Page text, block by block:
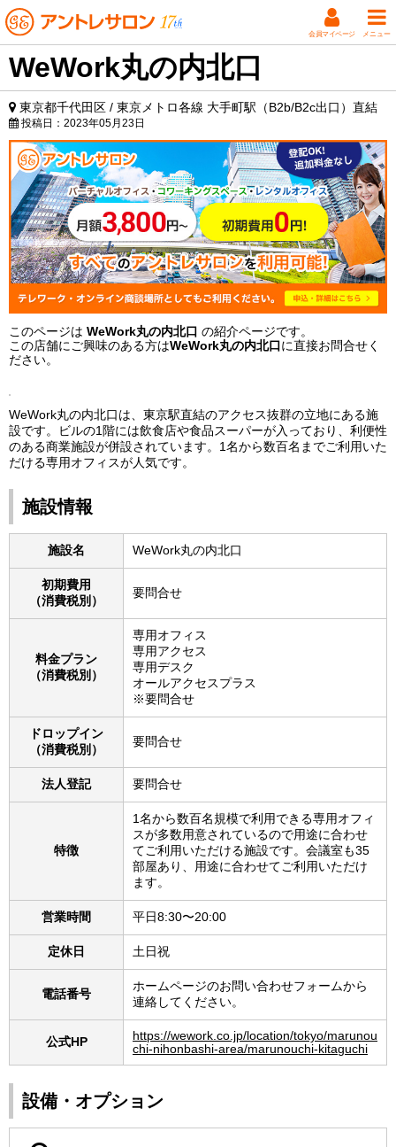
会員マイページ メニュー
WeWork丸の内北口
東京都千代田区 / 東京メトロ各線 大手町駅（B2b/B2c出口）直結
投稿日： 2023年05月23日
このページは WeWork丸の内北口 の紹介ページです。
この店舗にご興味のある方はWeWork丸の内北口 に直接お問合せく
ださい。
WeWork丸の内北口は、東京駅直結のアクセス抜群の立地にある施
設です。ビルの1階には飲食店や食品スーパーが入っており、利便性
のある商業施設が併設されています。1名から数百名までご利用いた
だける専用オフィスが人気です。
施設情報
施設名 WeWork丸の内北口
初期費用
（消費税別）
要問合せ
料金プラン
（消費税別）
専用オフィス
専用アクセス
専用デスク
オールアクセスプラス
※要問合せ
ドロップイン
（消費税別）
要問合せ
法人登記 要問合せ
特徴
1名から数百名規模で利用できる専用オフィ
スが多数用意されているので用途に合わせ
てご利用いただける施設です。会議室も35
部屋あり、用途に合わせてご利用いただけ
ます。
営業時間 平日8:30〜20:00
定休日 土日祝
電話番号
ホームページのお問い合わせフォームから
連絡してください。
公式HP
https://wework.co.jp/location/tokyo/marunou
chi-nihonbashi-area/marunouchi-kitaguchi
設備・オプション